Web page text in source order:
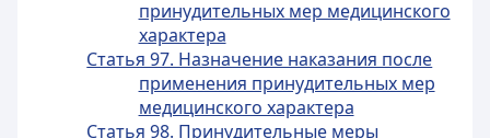
принудительных мер медицинского
характера
Статья 97. Назначение наказания после
применения принудительных мер
медицинского характера
Статья 98. Принудительные меры